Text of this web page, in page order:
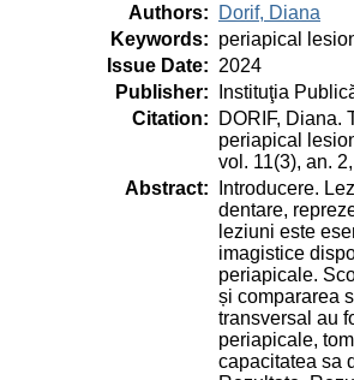
Authors:
Dorif, Diana
Keywords: periapical
Issue Date: 2024
Publisher:
Instituţia
Citation:
DORIF, Diana.
periapical
vol. 11(3), an.
Abstract:
Introducere.
dentare,
leziuni este
imagistice
periapicale.
și compararea
transversal au
periapicale,
capacitatea sa